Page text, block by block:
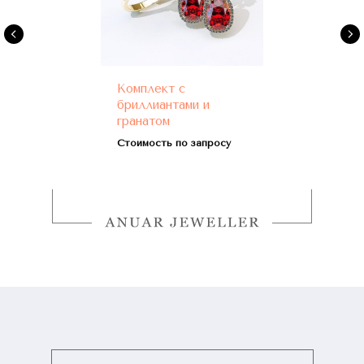
Комплект с
бриллиантами и
гранатом
Стоимость по запросу